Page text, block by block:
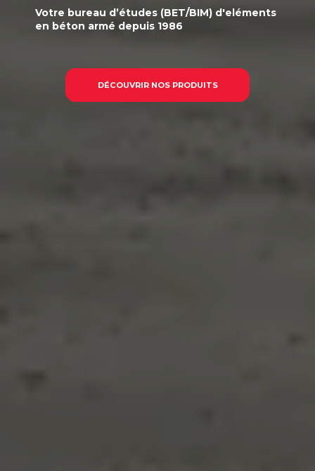
Votre bureau d’études (BET/BIM) d'eléments
en béton armé depuis 1986
DÉCOUVRIR NOS PRODUITS